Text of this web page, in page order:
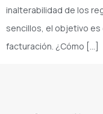
inalterabilidad de los
sencillos, el objetivo
facturación. ¿Cómo […]